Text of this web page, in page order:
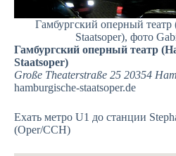
Гамбургский оперный театр
Staatsoper), фото
Гамбургский оперный театр
Staatsoper)
Große Theaterstraße 25 20354
hamburgische-staatsoper.de‎
Ехать метро U1 до станции
(Oper/CCH)